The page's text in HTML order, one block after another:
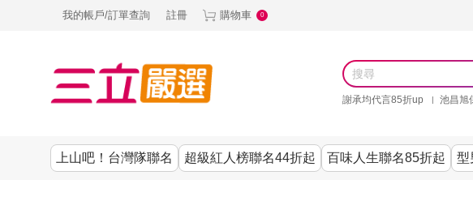
我的帳戶/訂單查詢 註冊 購物車 0
謝承均代言85折up 池昌旭
上山吧！台灣隊聯名 超級紅人榜聯名44折起 百味人生聯名85折起 型